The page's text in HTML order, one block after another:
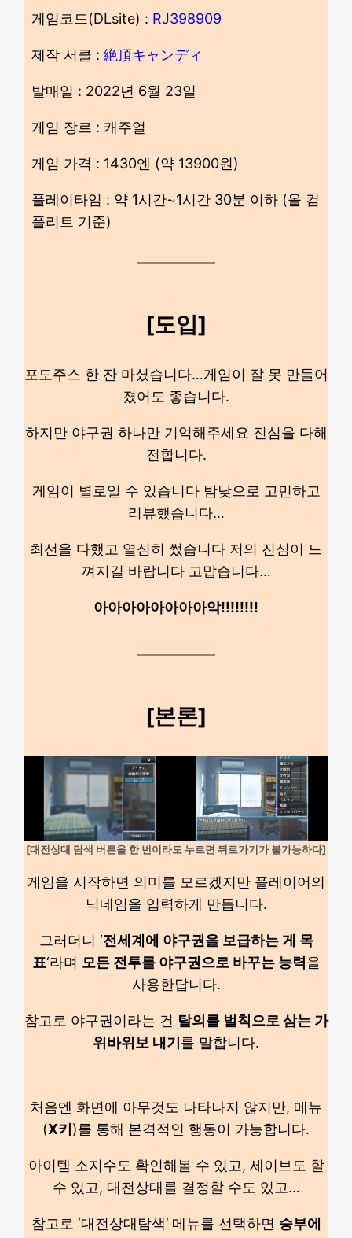
게임코드(DLsite) : RJ398909
제작 서클 :絶頂キャンディ
발매일 : 2022년 6월 23일
게임 장르 : 캐주얼
게임 가격 : 1430엔 (약 13900원)
플레이타임 : 약 1시간~1시간 30분 이하 (올 컴
플리트 기준)
[도입]
포도주스 한 잔 마셨습니다…게임이 잘 못 만들어
졌어도 좋습니다.
하지만 야구권 하나만 기억해주세요 진심을 다해
전합니다.
게임이 별로일 수 있습니다 밤낮으로 고민하고
리뷰했습니다…
최선을 다했고 열심히 썼습니다 저의 진심이 느
껴지길 바랍니다 고맙습니다…
아아아아아아아아악!!!!!!!!
[본론]
[대전상대 탐색 버튼을 한 번이라도 누르면 뒤로가기가 불가능하다]
게임을 시작하면 의미를 모르겠지만 플레이어의
닉네임을 입력하게 만듭니다.
그러더니 ‘전세계에 야구권을 보급하는 게 목
표‘라며 모든 전투를 야구권으로 바꾸는 능력을
사용한답니다.
참고로 야구권이라는 건 탈의를 벌칙으로 삼는 가
위바위보 내기를 말합니다.
처음엔 화면에 아무것도 나타나지 않지만, 메뉴
(X키)를 통해 본격적인 행동이 가능합니다.
아이템 소지수도 확인해볼 수 있고, 세이브도 할
수 있고, 대전상대를 결정할 수도 있고…
참고로 ‘대전상대탐색’ 메뉴를 선택하면 승부에